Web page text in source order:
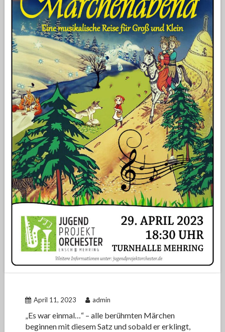
April 11, 2023 admin
„Es war einmal…“ – alle berühmten Märchen
beginnen mit diesem Satz und sobald er erklingt,